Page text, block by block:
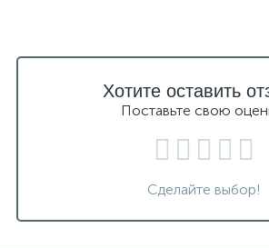
Хотите оставить
Поставьте свою
Сделайте выбор!